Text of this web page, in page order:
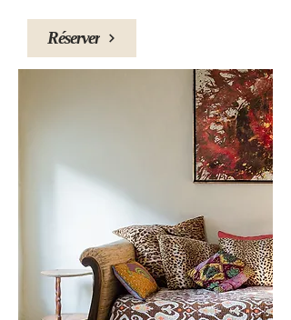
Réserver